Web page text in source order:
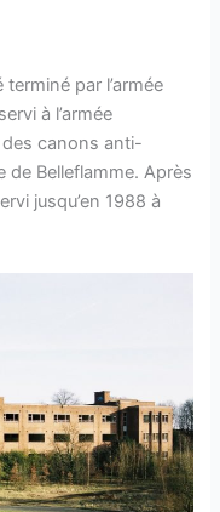
par l’armée
à l’armée
canons anti-
de Belleflamme. Après
jusqu’en 1988 à